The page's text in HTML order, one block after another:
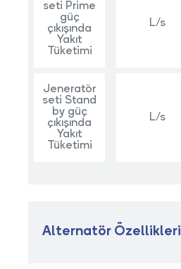
seti Prime
güç
çıkışında
Yakıt
Tüketimi
L/s
Jeneratör
seti Stand
by güç
çıkışında
Yakıt
Tüketimi
L/s
Alternatör Özellikleri